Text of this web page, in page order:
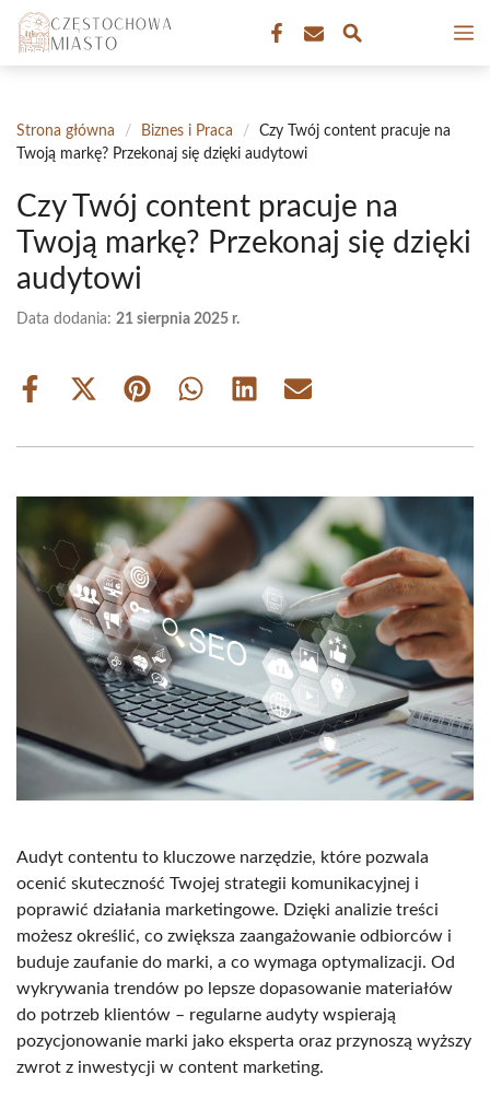
Przejdź
treści
Strona główna / Biznes i Praca /
Czy Twój content pracuje na
Twoją markę? Przekonaj się dzięki audytowi
Czy Twój content pracuje na
Twoją markę? Przekonaj się dzięki
audytowi
Data dodania: 21 sierpnia 2025 r.
Share
Share
(Twitter)
Share Share Share Share
Audyt contentu to kluczowe narzędzie, które pozwala
ocenić skuteczność Twojej strategii komunikacyjnej i
poprawić działania marketingowe. Dzięki analizie treści
możesz określić, co zwiększa zaangażowanie odbiorców i
buduje zaufanie do marki, a co wymaga optymalizacji. Od
wykrywania trendów po lepsze dopasowanie materiałów
do potrzeb klientów – regularne audyty wspierają
pozycjonowanie marki jako eksperta oraz przynoszą wyższy
zwrot z inwestycji w content marketing.